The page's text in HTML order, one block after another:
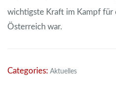
wichtigste Kraft im Kampf für
Österreich war.
Categories: Aktuelles